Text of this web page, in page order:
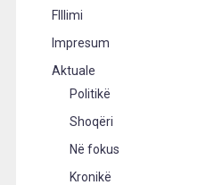
FIllimi
Impresum
Aktuale
Politikë
Shoqëri
Në fokus
Kronikë